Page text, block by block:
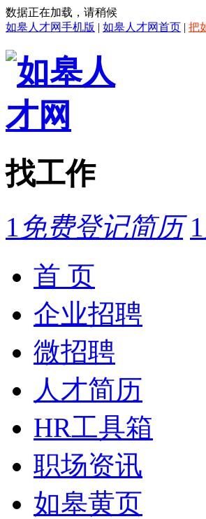
数据正在加载，请稍候
如皋人才网手机版 | 如皋人才网首页 | 把
找工作
1 免费登记简历 1
首 页
企业招聘
微招聘
人才简历
HR工具箱
职场资讯
如皋黄页